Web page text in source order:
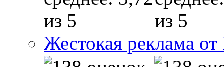
Жестокая реклама